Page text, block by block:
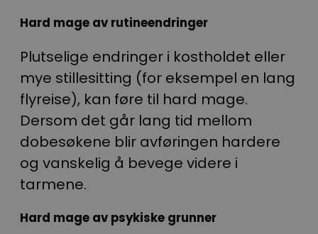
Hard mage av rutineendringer
Plutselige endringer i kostholdet eller
mye stillesitting (for eksempel en lang
flyreise), kan føre til hard mage.
Dersom det går lang tid mellom
dobesøkene blir avføringen hardere
og vanskelig å bevege videre i
tarmene.
Hard mage av psykiske grunner